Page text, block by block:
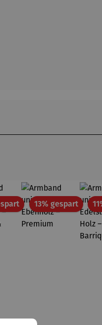
Rabatt13% gespartRabatt